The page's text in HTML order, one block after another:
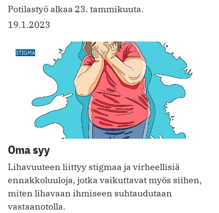
Potilastyö alkaa 23. tammikuuta.
19.1.2023
STIGMA
Oma syy
Lihavuuteen liittyy stigmaa ja virheellisiä
ennakkoluuloja, jotka vaikuttavat myös siihen,
miten lihavaan ihmiseen suhtaudutaan
vastaanotolla.